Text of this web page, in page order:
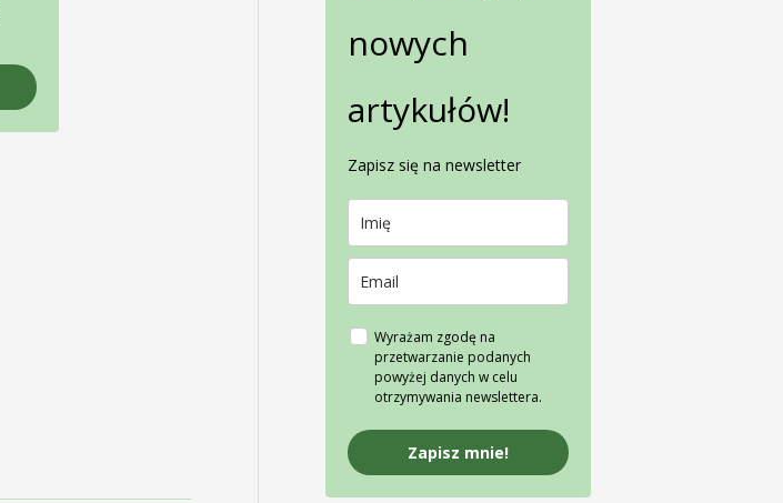
nowych
artykułów!
Zapisz się na newsletter
Wyrażam zgodę na
przetwarzanie podanych
powyżej danych w celu
otrzymywania newslettera.
Zapisz mnie!